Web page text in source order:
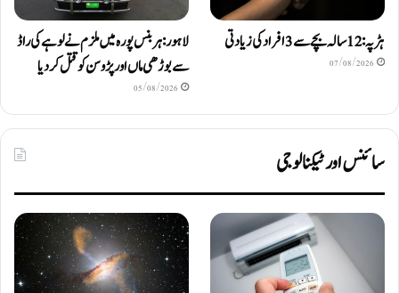
ہڑپہ: 12 سالہ بچے سے 3 افراد کی زیادتی
07/08/2026
لاہور: ہربنس پورہ میں ملزم نے لوہے کی راڈ
سے بوڑھی ماں اور پڑوسن کو قتل کر دیا
05/08/2026
سائنس اور ٹیکنالوجی